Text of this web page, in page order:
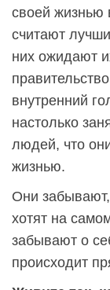
своей жизнью
считают
них ожидают
внутренний
настолько
людей, что
жизнью.
Они забывают,
хотят на
забывают о
происходит